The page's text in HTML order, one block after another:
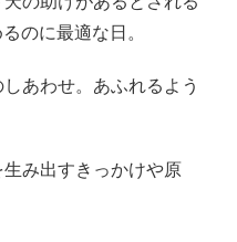
のに最適な日。
あわせ。あふれるよう
生み出すきっかけや原